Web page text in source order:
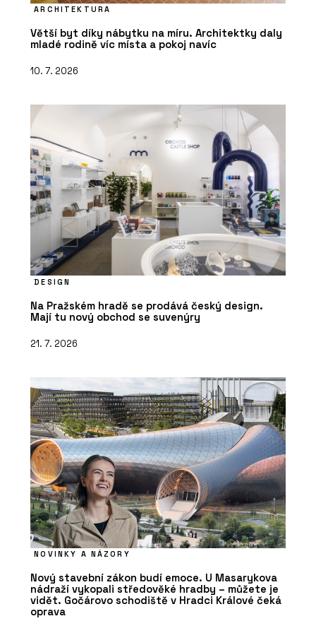
Interiors
ARCHITEKTURA
Větší byt díky nábytku na míru. Architektky daly
mladé rodině víc místa a pokoj navíc
10. 7. 2026
DESIGN
Na Pražském hradě se prodává český design.
Mají tu nový obchod se suvenýry
21. 7. 2026
NOVINKY A NÁZORY
Nový stavební zákon budí emoce. U Masarykova
nádraží vykopali středověké hradby – můžete je
vidět. Gočárovo schodiště v Hradci Králové čeká
oprava